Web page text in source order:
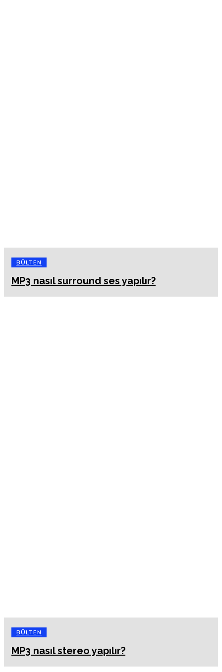
BÜLTEN
MP3 nasıl surround ses yapılır?
BÜLTEN
MP3 nasıl stereo yapılır?